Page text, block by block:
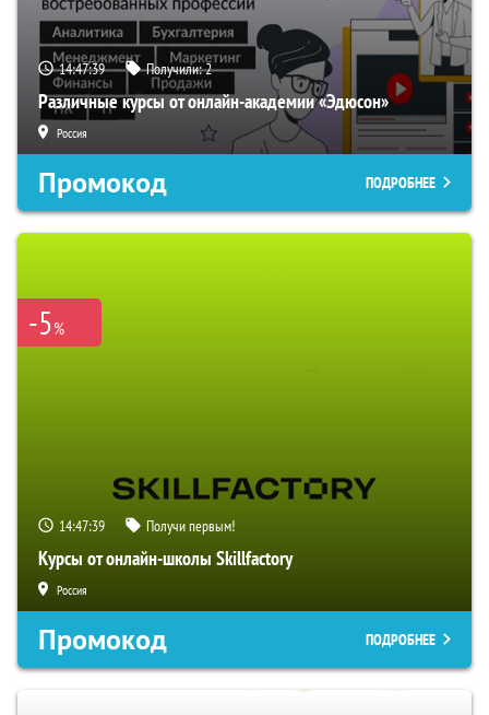
14:47:38 Получили:2
Различные курсы от онлайн-академии «Эдюсон»
Россия
Промокод ПОДРОБНЕЕ
-5%
14:47:38 Получи первым!
Курсы от онлайн-школы Skillfactory
Россия
Промокод ПОДРОБНЕЕ